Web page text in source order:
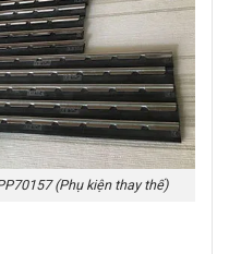
(Phụ kiện thay thế)